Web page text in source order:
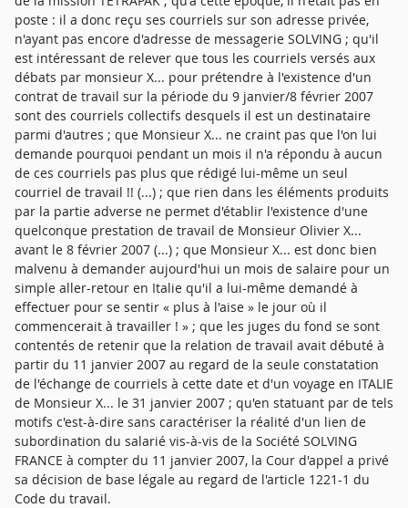
poste : il a donc reçu ses courriels sur son adresse privée,
n'ayant pas encore d'adresse de messagerie SOLVING ; qu'il
est intéressant de relever que tous les courriels versés aux
débats par monsieur X... pour prétendre à l'existence d'un
contrat de travail sur la période du 9 janvier/8 février 2007
sont des courriels collectifs desquels il est un destinataire
parmi d'autres ; que Monsieur X... ne craint pas que l'on lui
demande pourquoi pendant un mois il n'a répondu à aucun
de ces courriels pas plus que rédigé lui-même un seul
courriel de travail !! (...) ; que rien dans les éléments produits
par la partie adverse ne permet d'établir l'existence d'une
quelconque prestation de travail de Monsieur Olivier X...
avant le 8 février 2007 (...) ; que Monsieur X... est donc bien
malvenu à demander aujourd'hui un mois de salaire pour un
simple aller-retour en Italie qu'il a lui-même demandé à
effectuer pour se sentir « plus à l'aise » le jour où il
commencerait à travailler ! » ; que les juges du fond se sont
contentés de retenir que la relation de travail avait débuté à
partir du 11 janvier 2007 au regard de la seule constatation
de l'échange de courriels à cette date et d'un voyage en ITALIE
de Monsieur X... le 31 janvier 2007 ; qu'en statuant par de tels
motifs c'est-à-dire sans caractériser la réalité d'un lien de
subordination du salarié vis-à-vis de la Société SOLVING
FRANCE à compter du 11 janvier 2007, la Cour d'appel a privé
sa décision de base légale au regard de l'article 1221-1 du
Code du travail.